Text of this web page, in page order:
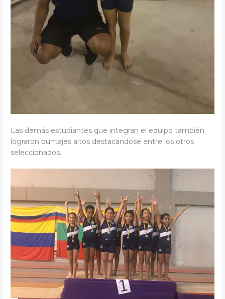
Las demás estudiantes que integran el equipo también
lograron puntajes altos destacándose entre los otros
seleccionados.